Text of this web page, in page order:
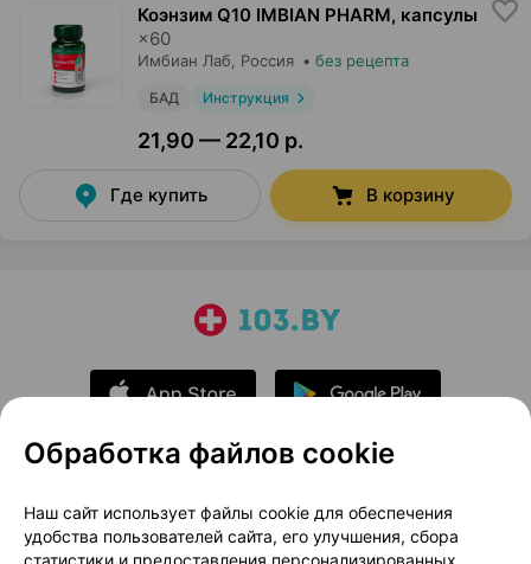
Коэнзим Q10 IMBIAN PHARM, капсулы
×60
Имбиан Лаб, Россия • без рецепта
БАД Инструкция
21,90 — 22,10 р.
Где купить В корзину
О проекте
Новости проекта
Размещение рекламы
Медицинский маркетинг
Обработка файлов cookie
Наш сайт использует файлы cookie для обеспечения
удобства пользователей сайта, его улучшения, сбора
статистики и предоставления персонализированных